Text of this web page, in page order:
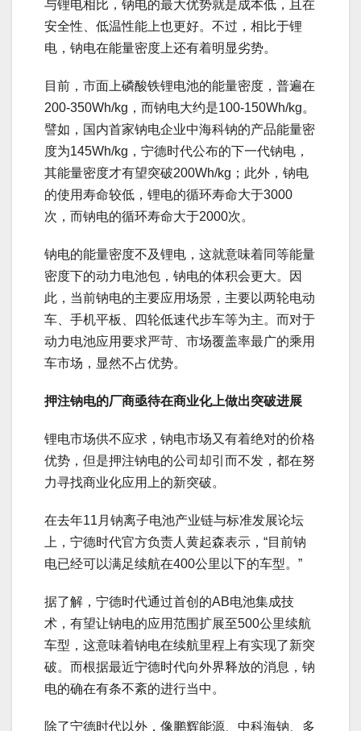
与锂电相比，钠电的最大优势就是成本低，且在
安全性、低温性能上也更好。不过，相比于锂
电，钠电在能量密度上还有着明显劣势。
目前，市面上磷酸铁锂电池的能量密度，普遍在
200-350Wh/kg，而钠电大约是100-150Wh/kg。
譬如，国内首家钠电企业中海科钠的产品能量密
度为145Wh/kg，宁德时代公布的下一代钠电，
其能量密度才有望突破200Wh/kg；此外，钠电
的使用寿命较低，锂电的循环寿命大于3000
次，而钠电的循环寿命大于2000次。
钠电的能量密度不及锂电，这就意味着同等能量
密度下的动力电池包，钠电的体积会更大。因
此，当前钠电的主要应用场景，主要以两轮电动
车、手机平板、四轮低速代步车等为主。而对于
动力电池应用要求严苛、市场覆盖率最广的乘用
车市场，显然不占优势。
押注钠电的厂商亟待在商业化上做出突破进展
锂电市场供不应求，钠电市场又有着绝对的价格
优势，但是押注钠电的公司却引而不发，都在努
力寻找商业化应用上的新突破。
在去年11月钠离子电池产业链与标准发展论坛
上，宁德时代官方负责人黄起森表示，“目前钠
电已经可以满足续航在400公里以下的车型。”
据了解，宁德时代通过首创的AB电池集成技
术，有望让钠电的应用范围扩展至500公里续航
车型，这意味着钠电在续航里程上有实现了新突
破。而根据最近宁德时代向外界释放的消息，钠
电的确在有条不紊的进行当中。
除了宁德时代以外，像鹏辉能源、中科海钠、多